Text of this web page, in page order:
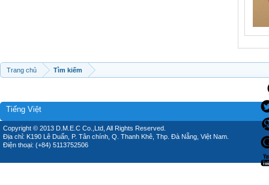
Trang chủ Tìm kiếm
Tiếng Việt
Copyright © 2013 D.M.E.C Co.,Ltd, All Rights Reserved.
Địa chỉ: K190 Lê Duẩn, P. Tân chính, Q. Thanh Khê, Thp. Đà Nẵng, Việt Nam.
Điện thoại: (+84) 5113752506